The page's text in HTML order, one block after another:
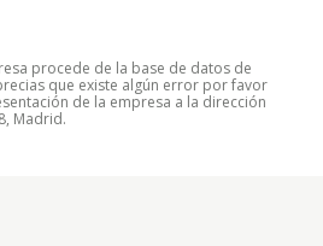
procede de la base de datos de
que existe algún error por favor
de la empresa a la dirección
Madrid.